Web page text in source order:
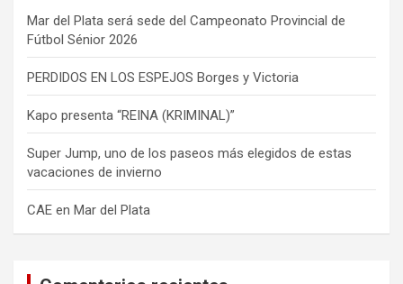
Mar del Plata será sede del Campeonato Provincial de
Fútbol Sénior 2026
PERDIDOS EN LOS ESPEJOS Borges y Victoria
Kapo presenta “REINA (KRIMINAL)”
Super Jump, uno de los paseos más elegidos de estas
vacaciones de invierno
CAE en Mar del Plata